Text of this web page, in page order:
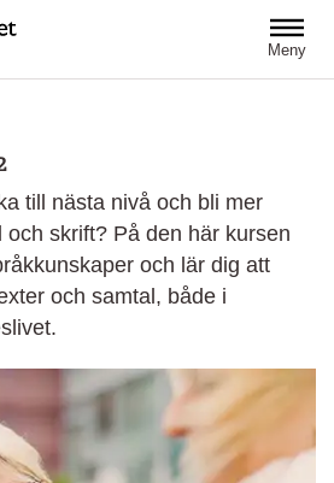
Meny
till nästa nivå och bli mer
skrift? På den här kursen
och lär dig att
och samtal, både i